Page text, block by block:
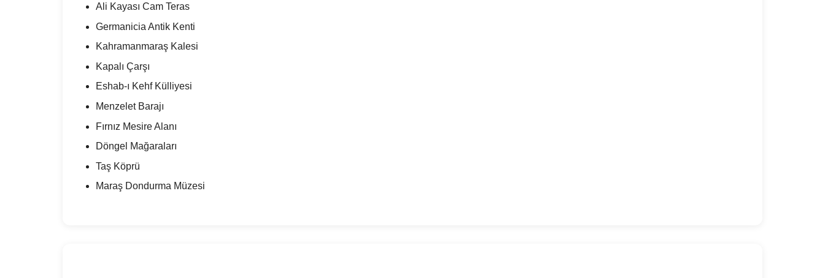
Ali Kayası Cam Teras
Germanicia Antik Kenti
Kahramanmaraş Kalesi
Kapalı Çarşı
Eshab-ı Kehf Külliyesi
Menzelet Barajı
Fırnız Mesire Alanı
Döngel Mağaraları
Taş Köprü
Maraş Dondurma Müzesi